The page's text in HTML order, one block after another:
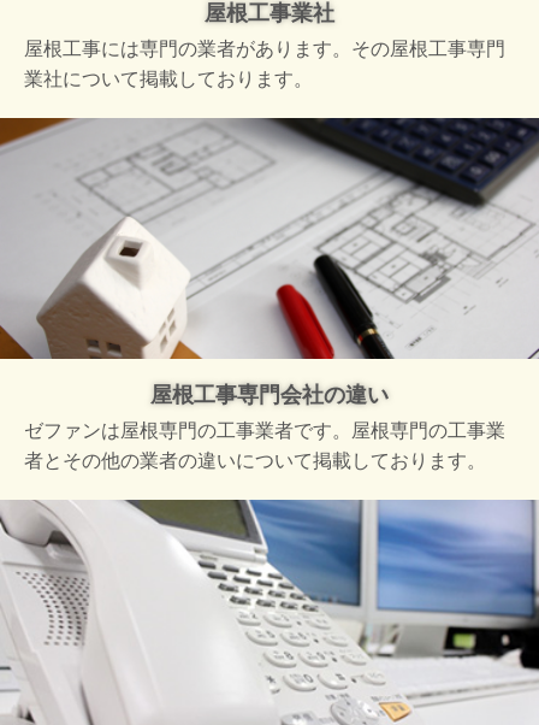
屋根工事業社
屋根工事には専門の業者があります。その屋根工事専門
業社について掲載しております。
屋根工事専門会社の違い
ゼファンは屋根専門の工事業者です。屋根専門の工事業
者とその他の業者の違いについて掲載しております。